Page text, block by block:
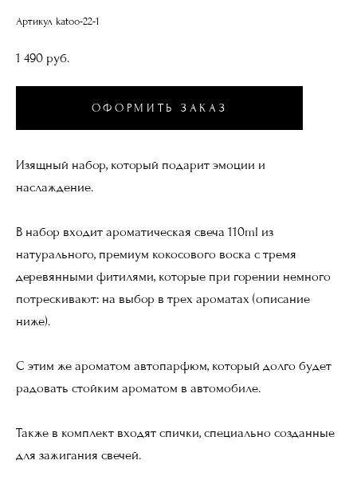
Артикул katoo-22-1
1 490 pуб.
ОФОРМИТЬ ЗАКАЗ
Изящный набор, который подарит эмоции и
наслаждение.
В набор входит ароматическая свеча 110ml из
натурального, премиум кокосового воска с тремя
деревянными фитилями, которые при горении немного
потрескивают: на выбор в трех ароматах (описание
ниже).
С этим же ароматом автопарфюм, который долго будет
радовать стойким ароматом в автомобиле.
Также в комплект входят спички, специально созданные
для зажигания свечей.